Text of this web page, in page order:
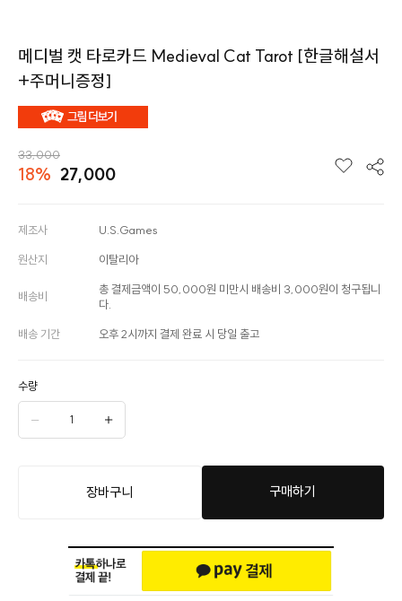
메디벌 캣 타로카드 Medieval Cat Tarot [한글해설서
+주머니증정]
33,000
18% 27,000
제조사 U.S.Games
원산지 이탈리아
배송비
총 결제금액이 50,000원 미만시 배송비 3,000원이 청구됩니
다.
배송 기간 오후 2시까지 결제 완료 시 당일 출고
수량
장바구니 구매하기